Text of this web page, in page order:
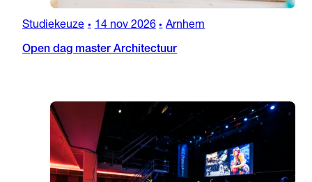
Studiekeuze • 14 nov 2026 • Arnhem
Open dag master Architectuur